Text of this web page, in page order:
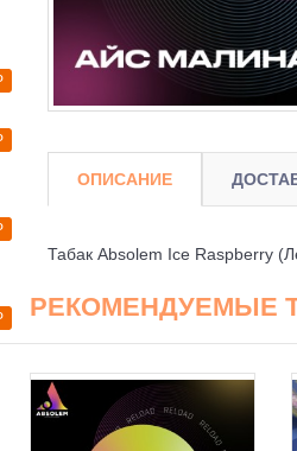
ОПИСАНИЕ
Табак Absolem Ice Raspberry
РЕКОМЕНДУЕМЫЕ